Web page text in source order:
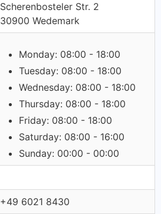
Scherenbosteler Str. 2
30900 Wedemark
Monday: 08:00 - 18:00
Tuesday: 08:00 - 18:00
Wednesday: 08:00 - 18:00
Thursday: 08:00 - 18:00
Friday: 08:00 - 18:00
Saturday: 08:00 - 16:00
Sunday: 00:00 - 00:00
+49 6021 8430